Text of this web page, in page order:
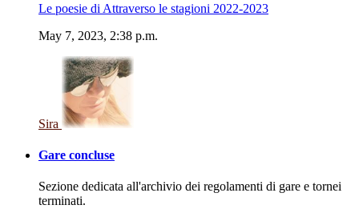
Le poesie di Attraverso le stagioni 2022-2023
May 7, 2023, 2:38 p.m.
Sira
Gare concluse
Sezione dedicata all'archivio dei regolamenti di gare e tornei
terminati.